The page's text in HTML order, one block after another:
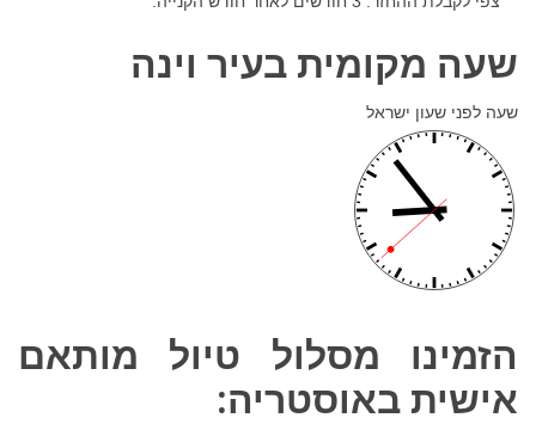
שעה מקומית בעיר וינה
שעה לפני שעון ישראל
הזמינו מסלול טיול מותאם
אישית באוסטריה: